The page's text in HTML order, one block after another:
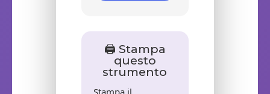
🖨️ Stampa
questo
strumento
Stampa il